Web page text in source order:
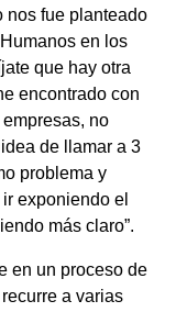
nos fue planteado
en los
que hay otra
encontrado con
no
de llamar a 3
problema y
exponiendo el
más claro”.
en un proceso de
a varias